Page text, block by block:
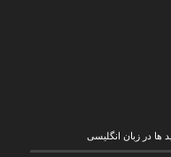
ها در زبان انگلیسی